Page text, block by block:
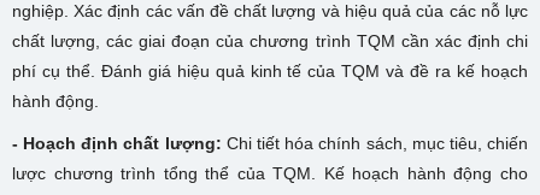
nghiệp. Xác định các vấn đề chất lượng và hiệu quả của các nỗ lực
chất lượng, các giai đoạn của chương trình TQM cần xác định chi
phí cụ thể. Đánh giá hiệu quả kinh tế của TQM và đề ra kế hoạch
hành động.
- Hoạch định chất lượng: Chi tiết hóa chính sách, mục tiêu, chiến
lược chương trình tổng thể của TQM. Kế hoạch hành động cho